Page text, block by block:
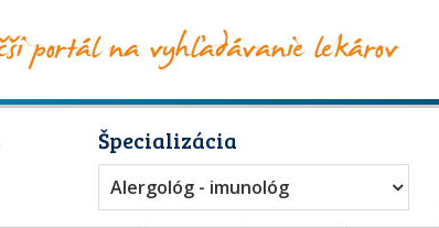
Špecializácia
Alergológ - imunológ